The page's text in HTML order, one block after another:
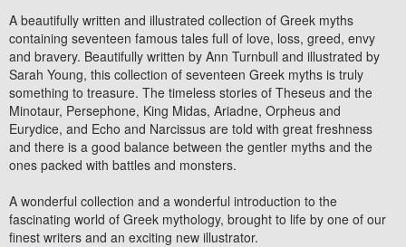
A beautifully written and illustrated collection of Greek myths
containing seventeen famous tales full of love, loss, greed, envy
and bravery. Beautifully written by Ann Turnbull and illustrated by
Sarah Young, this collection of seventeen Greek myths is truly
something to treasure. The timeless stories of Theseus and the
Minotaur, Persephone, King Midas, Ariadne, Orpheus and
Eurydice, and Echo and Narcissus are told with great freshness
and there is a good balance between the gentler myths and the
ones packed with battles and monsters.
A wonderful collection and a wonderful introduction to the
fascinating world of Greek mythology, brought to life by one of our
finest writers and an exciting new illustrator.